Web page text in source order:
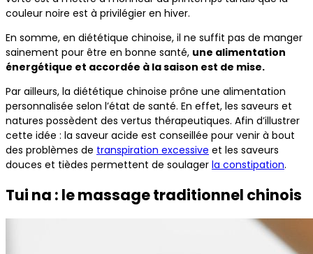
couleur noire est à privilégier en hiver.
En somme, en diététique chinoise, il ne suffit pas de manger
sainement pour être en bonne santé, une alimentation
énergétique et accordée à la saison est de mise.
Par ailleurs, la diététique chinoise prône une alimentation
personnalisée selon l’état de santé. En effet, les saveurs et
natures possèdent des vertus thérapeutiques. Afin d’illustrer
cette idée : la saveur acide est conseillée pour venir à bout
des problèmes de transpiration excessive et les saveurs
douces et tièdes permettent de soulager la constipation.
Tui na : le massage traditionnel chinois